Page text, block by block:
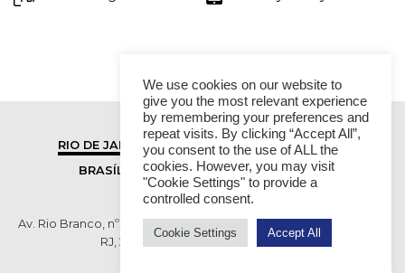
RIO DE JANEIRO
SÃO PAULO
BRASÍLIA
VITÓRIA
Av. Rio Branco, nº 01, 14º andar - Ed. RB1- Centro, Rio de Janeiro -
RJ, 20090-003 TEL (55 21) 2276 6200
We use cookies on our website to
give you the most relevant experience
by remembering your preferences and
repeat visits. By clicking “Accept All”,
you consent to the use of ALL the
cookies. However, you may visit
"Cookie Settings" to provide a
controlled consent.
Cookie Settings Accept All